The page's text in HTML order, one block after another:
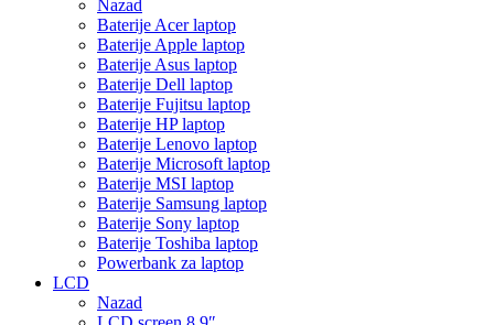
Nazad
Baterije Acer laptop
Baterije Apple laptop
Baterije Asus laptop
Baterije Dell laptop
Baterije Fujitsu laptop
Baterije HP laptop
Baterije Lenovo laptop
Baterije Microsoft laptop
Baterije MSI laptop
Baterije Samsung laptop
Baterije Sony laptop
Baterije Toshiba laptop
Powerbank za laptop
LCD
Nazad